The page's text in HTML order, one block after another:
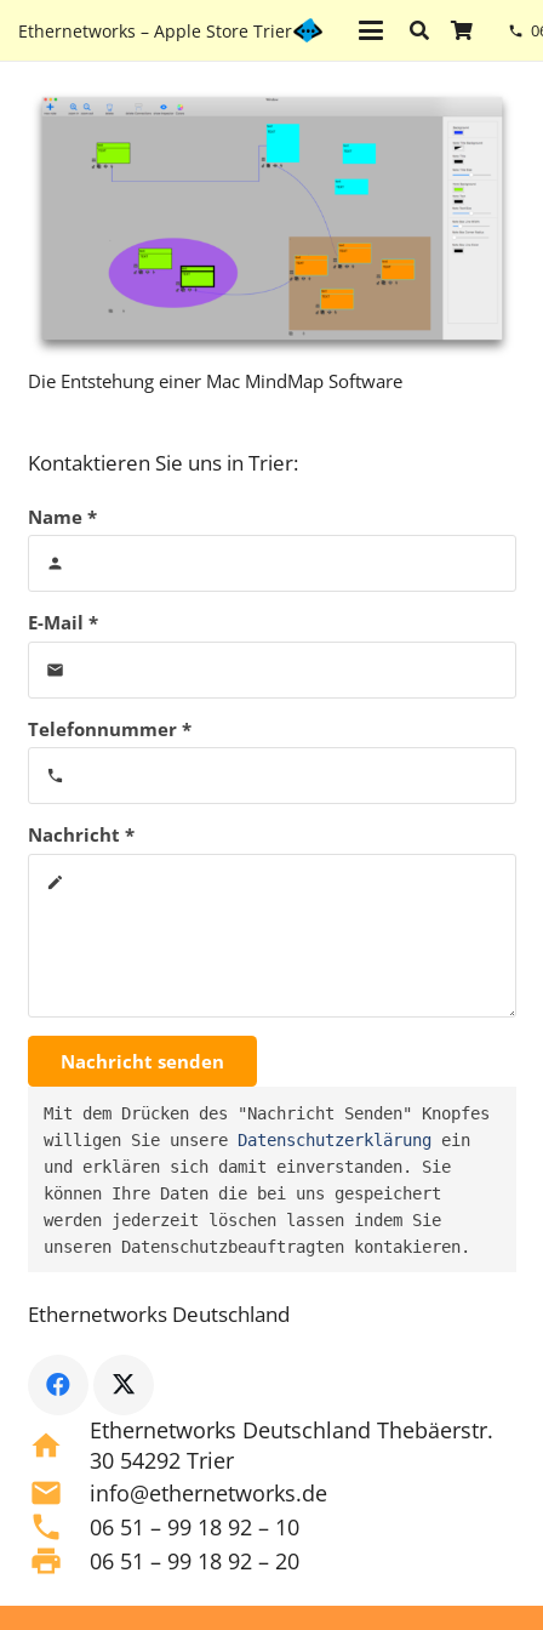
Ethernetworks – Apple Store Trier phone
Die Entstehung einer Mac MindMap Software
Kontaktieren Sie uns in Trier:
Name *
person
E-Mail *
email
Telefonnummer *
phone
Nachricht *
create
Nachricht senden
Mit dem Drücken des "Nachricht Senden" Knopfes
willigen Sie unsere Datenschutzerklärung ein
und erklären sich damit einverstanden. Sie
können Ihre Daten die bei uns gespeichert
werden jederzeit löschen lassen indem Sie
unseren Datenschutzbeauftragten kontakieren.
Ethernetworks Deutschland
home
Ethernetworks Deutschland Thebäerstr.
30 54292 Trier
mail info@ethernetworks.de
phone 06 51 – 99 18 92 – 10
print 06 51 – 99 18 92 – 20